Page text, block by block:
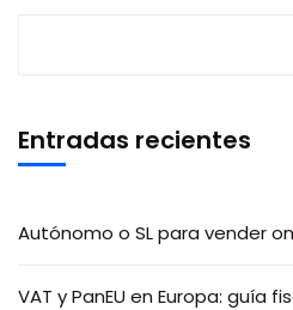
Entradas recientes
Autónomo o SL para vender
VAT y PanEU en Europa: guía